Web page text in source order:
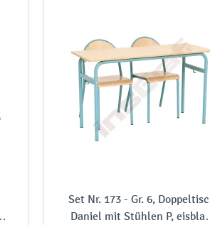
Set Nr. 173 - Gr. 6,
Daniel mit Stühlen P,